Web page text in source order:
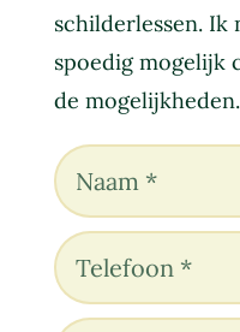
schilderlessen. Ik
spoedig mogelijk
de mogelijkheden.